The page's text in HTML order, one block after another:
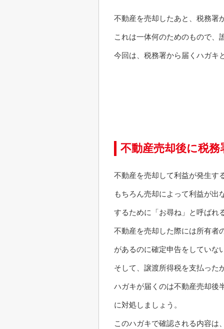
不動産を売却したあと、税務署
これは一体何のためのもので、
今回は、税務署から届くハガキ
不動産売却後に税
不動産を売却して利益が発生す
もちろん売却によって利益が出
するために「お尋ね」と呼ばれ
不動産を売却した際には所有者
があるのに確定申告をしていな
そして、譲渡所得税を支払った
ハガキが届くのは不動産売却後
に対処しましょう。
このハガキで確認される内容は